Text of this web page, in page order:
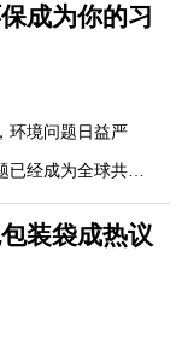
保的完美结合
弃物新生命环保
创作材料，通过装
保工具，正逐渐走
日常生活的桥
以其独特的魅力，
成为你的习
境问题日益严
经成为全球共同
的增强，越来越多
环保购物袋的推广
段之一。为了进
识和接受度，近
装袋成热议